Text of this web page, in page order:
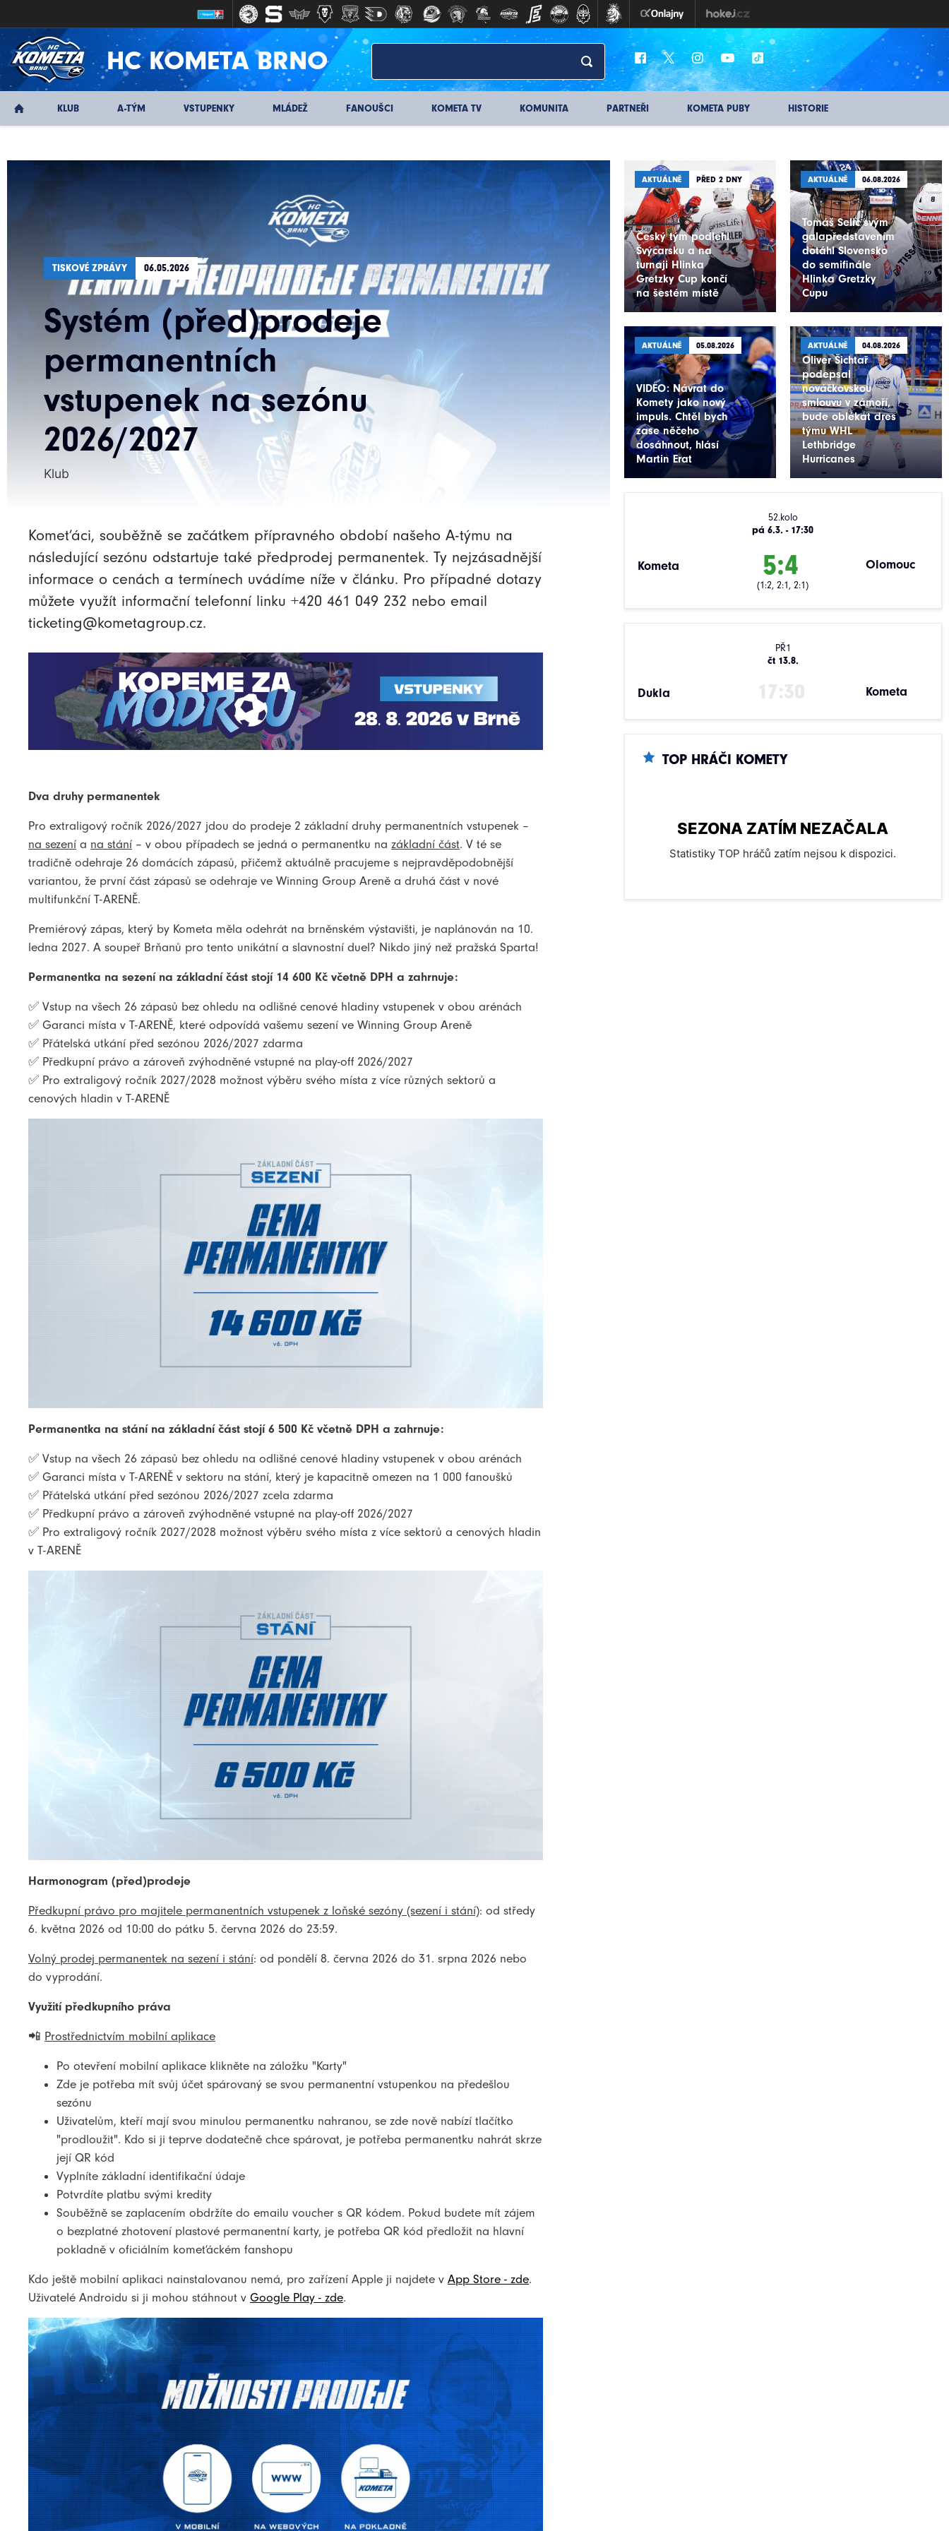
HC KOMETA BRNO
KLUB A-TÝM VSTUPENKY MLÁDEŽ FANOUŠCI KOMETA TV KOMUNITA PARTNEŘI KOMETA PUBY HISTORIE
TISKOVÉ ZPRÁVY 06.05.2026
Systém (před)prodeje
permanentních
vstupenek na sezónu
2026/2027
Klub
Komeťáci, souběžně se začátkem přípravného období našeho A-týmu na
následující sezónu odstartuje také předprodej permanentek. Ty nejzásadnější
informace o cenách a termínech uvádíme níže v článku. Pro případné dotazy
můžete využít informační telefonní linku +420 461 049 232 nebo email
ticketing@kometagroup.cz.
Dva druhy permanentek
Pro extraligový ročník 2026/2027 jdou do prodeje 2 základní druhy permanentních vstupenek –
na sezení a na stání – v obou případech se jedná o permanentku na základní část. V té se
tradičně odehraje 26 domácích zápasů, přičemž aktuálně pracujeme s nejpravděpodobnější
variantou, že první část zápasů se odehraje ve Winning Group Areně a druhá část v nové
multifunkční T-ARENĚ.
Premiérový zápas, který by Kometa měla odehrát na brněnském výstavišti, je naplánován na 10.
ledna 2027. A soupeř Brňanů pro tento unikátní a slavnostní duel? Nikdo jiný než pražská Sparta!
Permanentka na sezení na základní část stojí 14 600 Kč včetně DPH a zahrnuje:
✅ Vstup na všech 26 zápasů bez ohledu na odlišné cenové hladiny vstupenek v obou arénách
✅ Garanci místa v T-ARENĚ, které odpovídá vašemu sezení ve Winning Group Areně
✅ Přátelská utkání před sezónou 2026/2027 zdarma
✅ Předkupní právo a zároveň zvýhodněné vstupné na play-off 2026/2027
✅ Pro extraligový ročník 2027/2028 možnost výběru svého místa z více různých sektorů a
cenových hladin v T-ARENĚ
Permanentka na stání na základní část stojí 6 500 Kč včetně DPH a zahrnuje:
✅ Vstup na všech 26 zápasů bez ohledu na odlišné cenové hladiny vstupenek v obou arénách
✅ Garanci místa v T-ARENĚ v sektoru na stání, který je kapacitně omezen na 1 000 fanoušků
✅ Přátelská utkání před sezónou 2026/2027 zcela zdarma
✅ Předkupní právo a zároveň zvýhodněné vstupné na play-off 2026/2027
✅ Pro extraligový ročník 2027/2028 možnost výběru svého místa z více sektorů a cenových hladin
v T-ARENĚ
Harmonogram (před)prodeje
Předkupní právo pro majitele permanentních vstupenek z loňské sezóny (sezení i stání): od středy
6. května 2026 od 10:00 do pátku 5. června 2026 do 23:59.
Volný prodej permanentek na sezení i stání: od pondělí 8. června 2026 do 31. srpna 2026 nebo
do vyprodání.
Využití předkupního práva
📲 Prostřednictvím mobilní aplikace
Po otevření mobilní aplikace klikněte na záložku "Karty"
Zde je potřeba mít svůj účet spárovaný se svou permanentní vstupenkou na předešlou
sezónu
Uživatelům, kteří mají svou minulou permanentku nahranou, se zde nově nabízí tlačítko
"prodloužit". Kdo si ji teprve dodatečně chce spárovat, je potřeba permanentku nahrát skrze
její QR kód
Vyplníte základní identifikační údaje
Potvrdíte platbu svými kredity
Souběžně se zaplacením obdržíte do emailu voucher s QR kódem. Pokud budete mít zájem
o bezplatné zhotovení plastové permanentní karty, je potřeba QR kód předložit na hlavní
pokladně v oficiálním komeťáckém fanshopu
Kdo ještě mobilní aplikaci nainstalovanou nemá, pro zařízení Apple ji najdete v App Store - zde.
Uživatelé Androidu si ji mohou stáhnout v Google Play - zde.
AKTUÁLNĚ PŘED 2 DNY
Český tým podlehl
Švýcarsku a na
turnaji Hlinka
Gretzky Cup končí
na šestém místě
AKTUÁLNĚ 06.08.2026
Tomáš Selič svým
galapředstavením
dotáhl Slovensko
do semifinále
Hlinka Gretzky
Cupu
AKTUÁLNĚ 05.08.2026
VIDEO: Návrat do
Komety jako nový
impuls. Chtěl bych
zase něčeho
dosáhnout, hlásí
Martin Erat
AKTUÁLNĚ 04.08.2026
Oliver Šichtař
podepsal
nováčkovskou
smlouvu v zámoří,
bude oblékat dres
týmu WHL
Lethbridge
Hurricanes
52.kolo
pá 6.3. - 17:30
Kometa 5:4 Olomouc
(1:2, 2:1, 2:1)
PŘ1
čt 13.8.
Dukla Kometa
TOP HRÁČI KOMETY
SEZONA ZATÍM NEZAČALA
Statistiky TOP hráčů zatím nejsou k dispozici.